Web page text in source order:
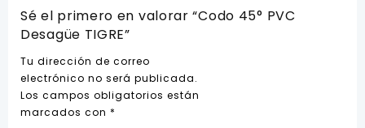
Sé el primero en valorar “Codo 45° PVC
Desagüe TIGRE”
Tu dirección de correo
electrónico no será publicada.
Los campos obligatorios están
marcados con *